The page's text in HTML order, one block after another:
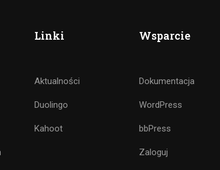
Linki
Aktualności
Duolingo
Kahoot
Wsparcie
Dokumentacja
WordPress
bbPress
Zaloguj